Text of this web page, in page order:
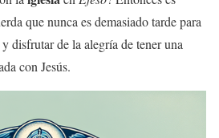
que nunca es demasiado tarde para
disfrutar de la alegría de tener una
con Jesús.